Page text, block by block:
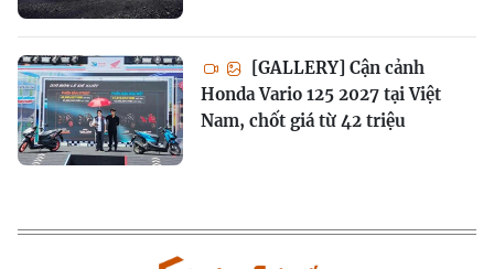
[GALLERY] Cận cảnh
Honda Vario 125 2027 tại Việt
Nam, chốt giá từ 42 triệu